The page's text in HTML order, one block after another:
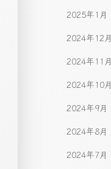
2025年1月
2024年12月
2024年11月
2024年10月
2024年9月
2024年8月
2024年7月